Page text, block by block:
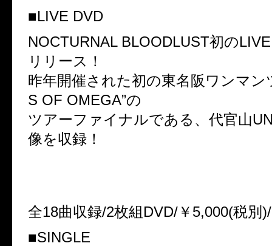
■LIVE DVD
NOCTURNAL BLOODLUST初の
リリース！
昨年開催された初の東名阪ワンマン
S OF OMEGA”の
ツアーファイナルである、代官山
像を収録！
全18曲収録/2枚組DVD/￥5,000(税
■SINGLE